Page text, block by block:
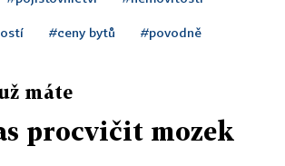
#ceny bytů #povodně
máte
procvičit mozek